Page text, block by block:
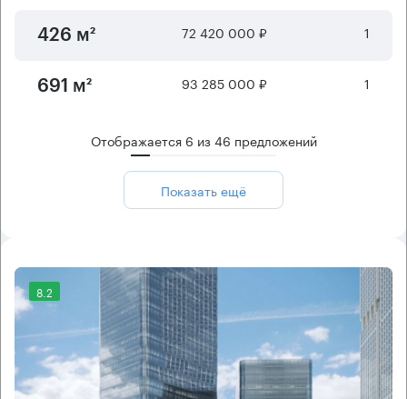
426 м² 72 420 000 ₽ 1
691 м² 93 285 000 ₽ 1
Отображается 6 из46 предложений
Показать ещё
8.2